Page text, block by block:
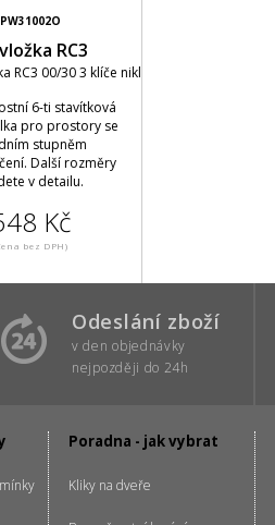
PW31002O
RC3
RC3 00/30 3 klíče nikl
6-ti stavítková
pro prostory se
stupněm
Další rozměry
v detailu.
Kč
bez DPH)
Odeslání zboží
v den objednávky
nejpozději do 24h
Poradna - jak vybrat
Kliky na dveře